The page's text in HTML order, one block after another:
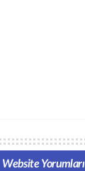
Website Yorumları